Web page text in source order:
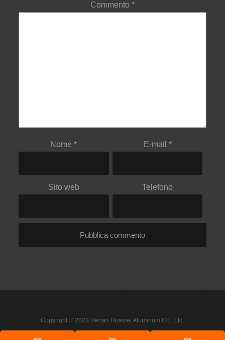
Commento *
Nome* E-mail *
Sito web Telefono
Copyright © 2023 Henan Huawei Aluminum Co., Ltd.